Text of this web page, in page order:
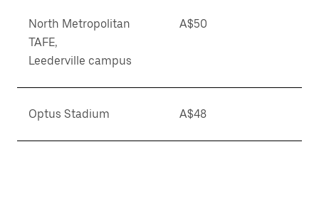
North Metropolitan
TAFE,
Leederville campus
A$50
Optus Stadium A$48